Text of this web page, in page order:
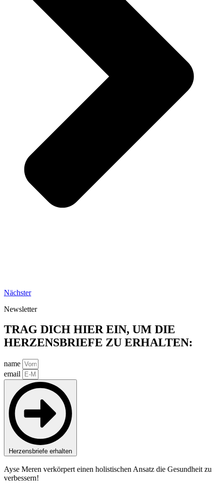
Nächster
Newsletter
TRAG DICH HIER EIN, UM DIE
HERZENSBRIEFE ZU ERHALTEN:
name
email
Herzensbriefe erhalten
Ayse Meren verkörpert einen holistischen Ansatz die Gesundheit zu
verbessern!